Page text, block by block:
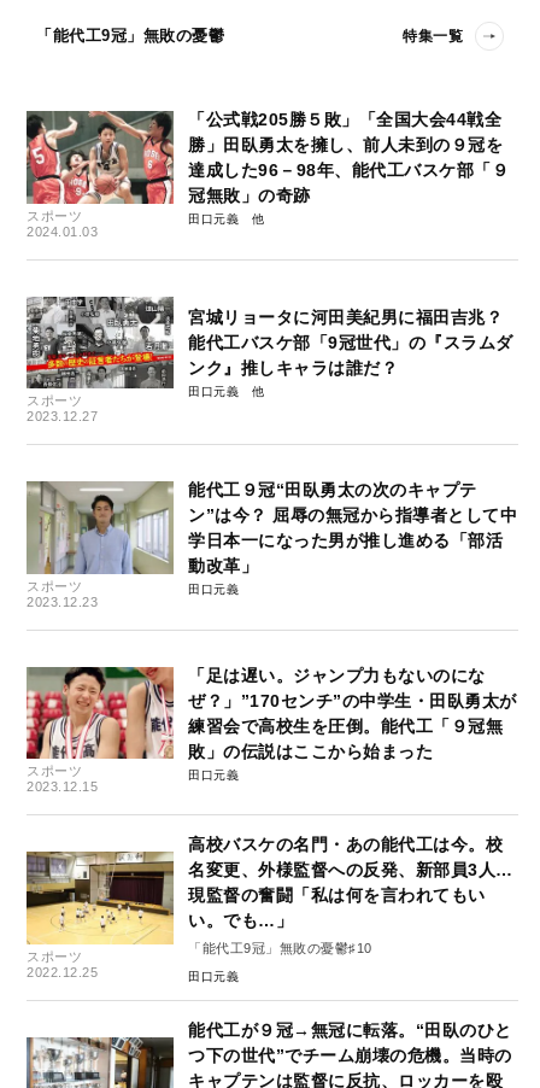
「能代工9冠」無敗の憂鬱 特集一覧
スポーツ
2024.01.03
「公式戦205勝５敗」「全国大会44戦全
勝」田臥勇太を擁し、前人未到の９冠を
達成した96－98年、能代工バスケ部「９
冠無敗」の奇跡
田口元義
スポーツ
2023.12.27
宮城リョータに河田美紀男に福田吉兆？
能代工バスケ部「9冠世代」の『スラムダ
ンク』推しキャラは誰だ？
田口元義
スポーツ
2023.12.23
能代工９冠“田臥勇太の次のキャプテ
ン”は今？ 屈辱の無冠から指導者として中
学日本一になった男が推し進める「部活
動改革」
田口元義
スポーツ
2023.12.15
「足は遅い。ジャンプ力もないのにな
ぜ？」”170センチ”の中学生・田臥勇太が
練習会で高校生を圧倒。能代工「９冠無
敗」の伝説はここから始まった
田口元義
スポーツ
2022.12.25
高校バスケの名門・あの能代工は今。校
名変更、外様監督への反発、新部員3人…
現監督の奮闘「私は何を言われてもい
い。でも…」
「能代工9冠」無敗の憂鬱♯10
田口元義
能代工が９冠→無冠に転落。“田臥のひと
つ下の世代”でチーム崩壊の危機。当時の
キャプテンは監督に反抗、ロッカーを殴